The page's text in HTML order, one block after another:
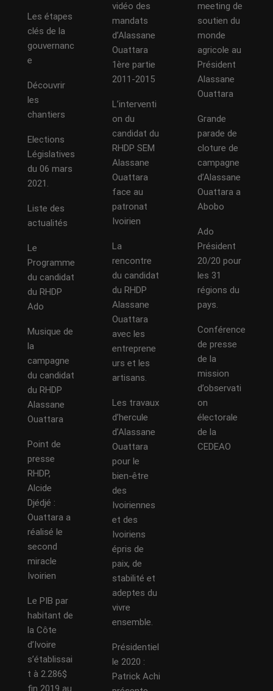
Les étapes
clés de la
gouvernanc
e
Découvrir
les
chantiers
Elections
Législatives
du 06 mars
2021.
Liste des
actualités
Le
Programme
du candidat
du RHDP
Ado
Musique de
la
campagne
du candidat
du RHDP
Alassane
Ouattara
Point de
presse
RHDP,
Alcide
Djédjé :
Ouattara a
réalisé le
second
miracle
Ivoirien
Le PIB par
habitant de
la Côte
d’Ivoire
s’établissai
t à 2.286$
fin 2019 au
vidéo des
mandats
d’Alassane
Ouattara
1ère partie
2011-2015
L’interventi
on du
candidat du
RHDP SEM
Alassane
Ouattara
face au
patronat
Ivoirien
La
rencontre
du candidat
du RHDP
Alassane
Ouattara
avec les
entreprene
urs et les
artisans.
Les travaux
d’hercule
d’Alassane
Ouattara
pour le
bien-être
des
Ivoiriennes
et des
Ivoiriens
épris de
paix, de
stabilité et
adeptes du
vivre
ensemble.
Présidentiel
le 2020 :
Patrick Achi
meeting de
soutien du
monde
agricole au
Président
Alassane
Ouattara
Grande
parade de
cloture de
campagne
d’Alassane
Ouattara a
Abobo
Ado
Président
20/20 pour
les 31
régions du
pays.
Conférence
de presse
de la
mission
d’observati
on
électorale
de la
CEDEAO